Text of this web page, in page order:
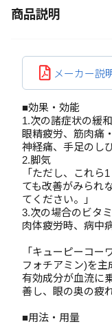
商品説明
メーカー説
■効果・効能
1.次の諸症状の緩和
眼精疲労、筋肉痛
神経痛、手足のし
2.脚気
「ただし、これら
ても改善がみられ
てください。」
3.次の場合のビタ
肉体疲労時、病中
「キューピーコー
フォチアミン)を主
有効成分が血流に
善し、眼の奥の疲
■用法・用量